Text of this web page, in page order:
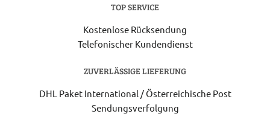
TOP SERVICE
Kostenlose Rücksendung
Telefonischer Kundendienst
ZUVERLÄSSIGE LIEFERUNG
DHL Paket International / Österreichische Post
Sendungsverfolgung